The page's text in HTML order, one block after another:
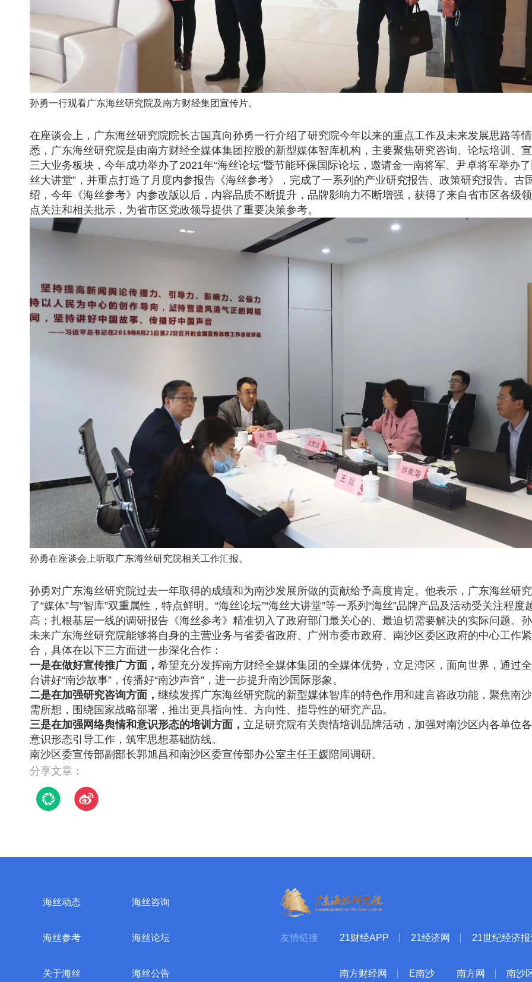
孙勇一行观看广东海丝研究院及南方财经集团宣传片。
在座谈会上，广东海丝研究院院长古国真向孙勇一行介绍了研究院今年以来的重点工作及未来发展思路等
悉，广东海丝研究院是由南方财经全媒体集团控股的新型媒体智库机构，主要聚焦研究咨询、论坛培训、
三大业务板块，今年成功举办了2021年“海丝论坛”暨节能环保国际论坛，邀请金一南将军、尹卓将军举办了
丝大讲堂”，并重点打造了月度内参报告《海丝参考》，完成了一系列的产业研究报告、政策研究报告。古
绍，今年《海丝参考》内参改版以后，内容品质不断提升，品牌影响力不断增强，获得了来自省市区各级
点关注和相关批示，为省市区党政领导提供了重要决策参考。
孙勇在座谈会上听取广东海丝研究院相关工作汇报。
孙勇对广东海丝研究院过去一年取得的成绩和为南沙发展所做的贡献给予高度肯定。他表示，广东海丝研
了“媒体”与“智库”双重属性，特点鲜明。“海丝论坛”“海丝大讲堂”等一系列“海丝”品牌产品及活动受关注程度
高；扎根基层一线的调研报告《海丝参考》精准切入了政府部门最关心的、最迫切需要解决的实际问题。
未来广东海丝研究院能够将自身的主营业务与省委省政府、广州市委市政府、南沙区委区政府的中心工作
合，具体在以下三方面进一步深化合作：
一是在做好宣传推广方面， 希望充分发挥南方财经全媒体集团的全媒体优势，立足湾区，面向世界，通过
台讲好“南沙故事”，传播好“南沙声音”，进一步提升南沙国际形象。
二是在加强研究咨询方面， 继续发挥广东海丝研究院的新型媒体智库的特色作用和建言咨政功能，聚焦南
需所想，围绕国家战略部署，推出更具指向性、方向性、指导性的研究产品。
三是在加强网络舆情和意识形态的培训方面， 立足研究院有关舆情培训品牌活动，加强对南沙区内各单位
意识形态引导工作，筑牢思想基础防线。
南沙区委宣传部副部长郭旭昌和南沙区委宣传部办公室主任王媛陪同调研。
分享文章：
海丝动态 海丝咨询
海丝参考 海丝论坛
关于海丝 海丝公告
友情链接 21财经APP 21经济网 21世纪经济报
南方财经网 E南沙 南方网 南沙